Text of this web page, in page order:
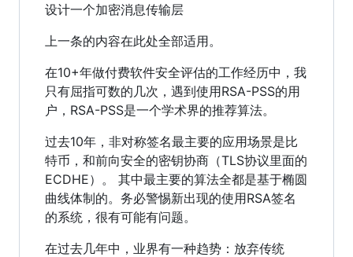
设计一个加密消息传输层
上一条的内容在此处全部适用。
在10+年做付费软件安全评估的工作经历中，我
只有屈指可数的几次，遇到使用RSA-PSS的用
户，RSA-PSS是一个学术界的推荐算法。
过去10年，非对称签名最主要的应用场景是比
特币，和前向安全的密钥协商（TLS协议里面的
ECDHE）。 其中最主要的算法全都是基于椭圆
曲线体制的。务必警惕新出现的使用RSA签名
的系统，很有可能有问题。
在过去几年中，业界有一种趋势：放弃传统